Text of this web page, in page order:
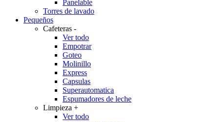
Panelable
Torres de lavado
Pequeños
Cafeteras -
Ver todo
Empotrar
Goteo
Molinillo
Express
Capsulas
Superautomatica
Espumadores de leche
Limpieza +
Ver todo